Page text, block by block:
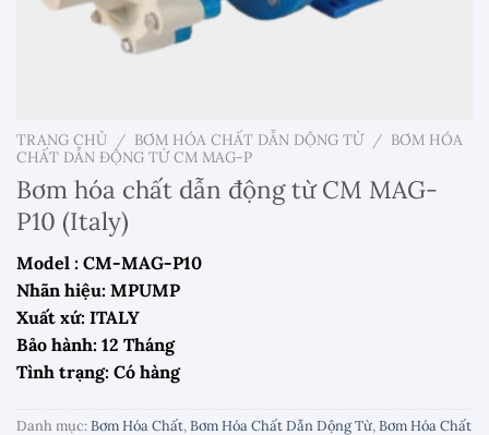
TRANG CHỦ / BƠM HÓA CHẤT DẪN DỘNG TỪ / BƠM HÓA
CHẤT DẪN ĐỘNG TỪ CM MAG-P
Bơm hóa chất dẫn động từ CM MAG-
P10 (Italy)
Model : CM-MAG-P10
Nhãn hiệu: MPUMP
Xuất xứ: ITALY
Bảo hành: 12 Tháng
Tình trạng: Có hàng
Danh mục:Bơm Hóa Chất,Bơm Hóa Chất Dẫn Dộng Từ,Bơm Hóa Chất